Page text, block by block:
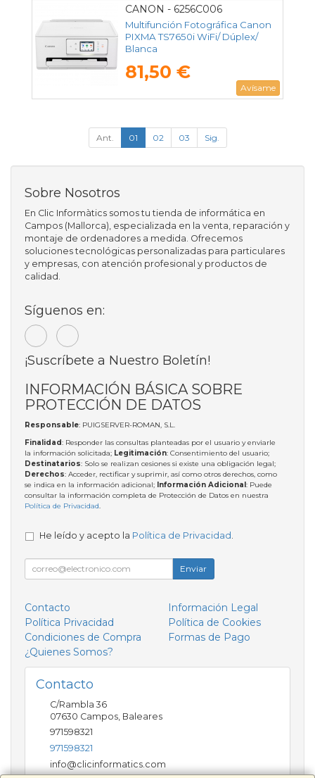
CANON - 6256C006
Multifunción Fotográfica Canon
PIXMA TS7650i WiFi/ Dúplex/
Blanca
81,50 €
Avísame
Ant. 01 02 03 Sig.
Sobre Nosotros
En Clic Informàtics somos tu tienda de informática en
Campos (Mallorca), especializada en la venta, reparación y
montaje de ordenadores a medida. Ofrecemos
soluciones tecnológicas personalizadas para particulares
y empresas, con atención profesional y productos de
calidad.
Síguenos en:
¡Suscríbete a Nuestro Boletín!
INFORMACIÓN BÁSICA SOBRE
PROTECCIÓN DE DATOS
Responsable: PUIGSERVER-ROMAN, S.L.
Finalidad: Responder las consultas planteadas por el usuario y enviarle
la información solicitada; Legitimación: Consentimiento del usuario;
Destinatarios: Solo se realizan cesiones si existe una obligación legal;
Derechos: Acceder, rectificar y suprimir, así como otros derechos, como
se indica en la información adicional; Información Adicional: Puede
consultar la información completa de Protección de Datos en nuestra
Política de Privacidad.
He leído y acepto la Política de Privacidad
Enviar
Contacto
Información Legal
Política Privacidad
Política de Cookies
Condiciones de Compra
Formas de Pago
¿Quienes Somos?
Contacto
C/Rambla 36
07630 Campos Baleares
971598321
971598321
info@clicinformatics.com